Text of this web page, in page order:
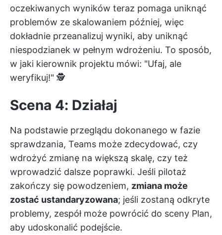
oczekiwanych wyników teraz pomaga uniknąć
problemów ze skalowaniem później, więc
dokładnie przeanalizuj wyniki, aby uniknąć
niespodzianek w pełnym wdrożeniu. To sposób,
w jaki kierownik projektu mówi: "Ufaj, ale
weryfikuj!" 🕵️
Scena 4: Działaj
Na podstawie przeglądu dokonanego w fazie
sprawdzania, Teams może zdecydować, czy
wdrożyć zmianę na większą skalę, czy też
wprowadzić dalsze poprawki. Jeśli pilotaż
zakończy się powodzeniem, zmiana może
zostać ustandaryzowana; jeśli zostaną odkryte
problemy, zespół może powrócić do sceny Plan,
aby udoskonalić podejście.